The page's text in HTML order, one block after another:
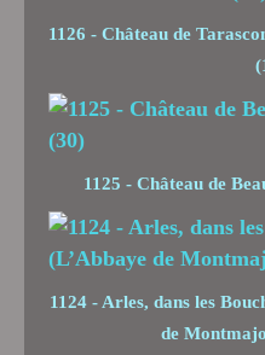
1126 - Château de
1125 - Château de
1124 - Arles, dans les
de